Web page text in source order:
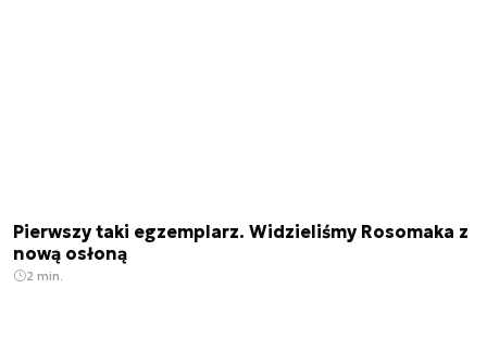
Pierwszy taki egzemplarz. Widzieliśmy Rosomaka z
nową osłoną
2 min.